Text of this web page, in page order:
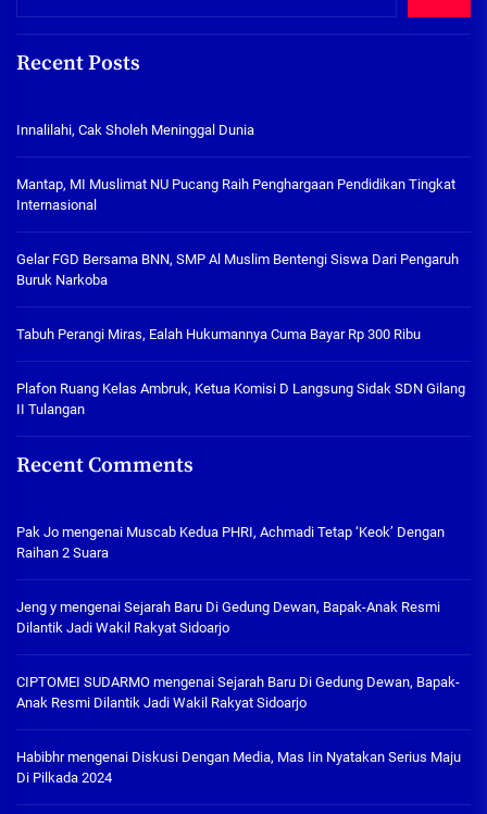
Recent Posts
Innalilahi, Cak Sholeh Meninggal Dunia
Mantap, MI Muslimat NU Pucang Raih Penghargaan Pendidikan Tingkat
Internasional
Gelar FGD Bersama BNN, SMP Al Muslim Bentengi Siswa Dari Pengaruh
Buruk Narkoba
Tabuh Perangi Miras, Ealah Hukumannya Cuma Bayar Rp 300 Ribu
Plafon Ruang Kelas Ambruk, Ketua Komisi D Langsung Sidak SDN Gilang
II Tulangan
Recent Comments
Pak Jo mengenai Muscab Kedua PHRI, Achmadi Tetap ‘Keok’ Dengan
Raihan 2 Suara
Jeng y mengenai Sejarah Baru Di Gedung Dewan, Bapak-Anak Resmi
Dilantik Jadi Wakil Rakyat Sidoarjo
CIPTOMEI SUDARMO mengenai Sejarah Baru Di Gedung Dewan, Bapak-
Anak Resmi Dilantik Jadi Wakil Rakyat Sidoarjo
Habibhrmengenai Diskusi Dengan Media, Mas Iin Nyatakan Serius Maju
Di Pilkada 2024